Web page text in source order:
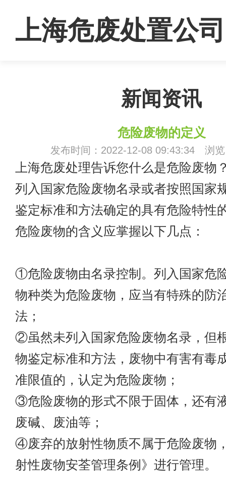
上海危废处置公司
新闻资讯
危险废物的定义
发布时间：2022-12-08 09:43:34 浏览
上海危废处理告诉您什么是危险废物
列入国家危险废物名录或者按照国家
鉴定标准和方法确定的具有危险特性
危险废物的含义应掌握以下几点：
①危险废物由名录控制。列入国家危
物种类为危险废物，应当有特殊的防
法；
②虽然未列入国家危险废物名录，但
物鉴定标准和方法，废物中有害有毒
准限值的，认定为危险废物；
③危险废物的形式不限于固体，还有
废碱、废油等；
④废弃的放射性物质不属于危险废物
射性废物安荃管理条例》进行管理。